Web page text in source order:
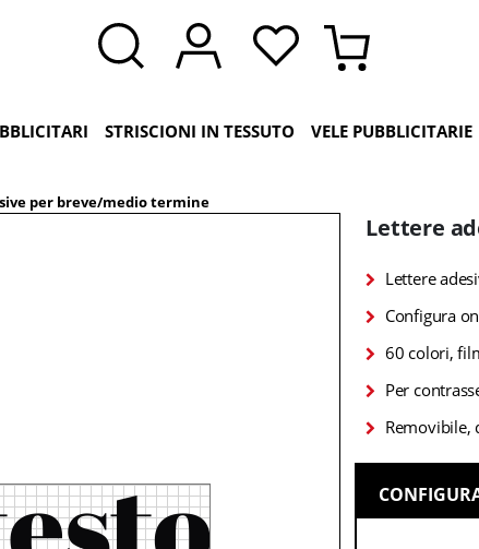
STRISCIONI IN TESSUTO VELE PUBBLICITARIE
per breve/medio termine
Lettere
Lettere
Configura
60 colori,
Per
Removibile,